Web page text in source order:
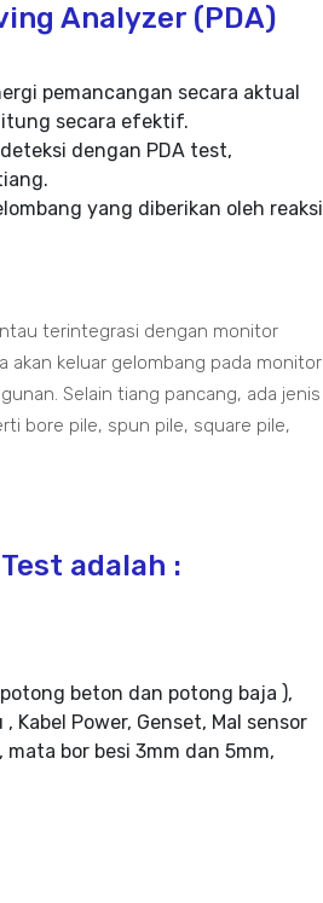
Analyzer (PDA)
pemancangan secara aktual
secara efektif.
dengan PDA test,
yang diberikan oleh reaksi
terintegrasi dengan monitor
akan keluar gelombang pada monitor
Selain tiang pancang, ada jenis
bore pile, spun pile, square pile,
adalah :
beton dan potong baja ),
Power, Genset, Mal sensor
bor besi 3mm dan 5mm,